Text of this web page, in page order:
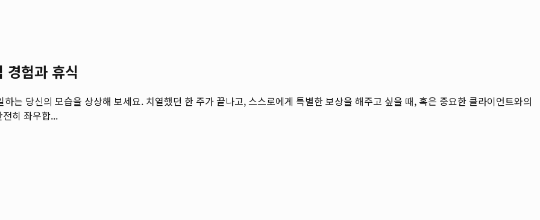
경험과 휴식
는 당신의 모습을 상상해 보세요. 치열했던 한 주가 끝나고, 스스로에게 특별한 보상을 해주고 싶을 때, 혹은 중요한 클라이언트와의
히 좌우합...